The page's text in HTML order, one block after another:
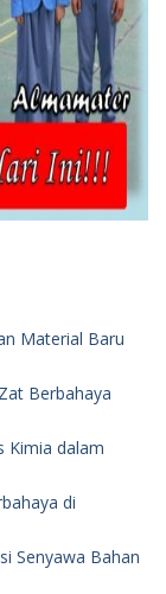
Material Baru
Berbahaya
Kimia dalam
di
Senyawa Bahan